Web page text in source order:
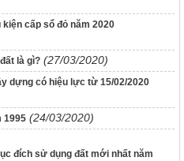
cấp sổ đỏ năm 2020
là gì? (27/03/2020)
dựng có hiệu lực từ 15/02/2020
1995 (24/03/2020)
đích sử dụng đất mới nhất năm